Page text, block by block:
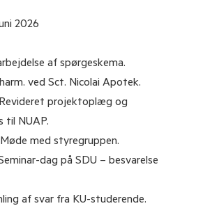
2026
af spørgeskema.
ved Sct. Nicolai Apotek.
projektoplæg og
til NUAP.
med styregruppen.
dag på SDU – besvarelse
af svar fra KU-studerende.